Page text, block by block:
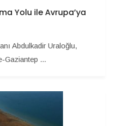
Yolu ile Avrupa’ya
Abdulkadir Uraloğlu,
Gaziantep ...